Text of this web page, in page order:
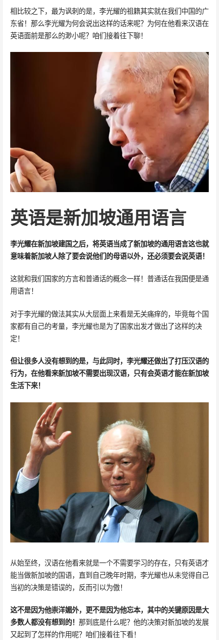
相比较之下，最为讽刺的是，李光耀的祖籍其实就在我们中国的广
东省！那么李光耀为何会说出这样的话来呢？为何在他看来汉语在
英语面前是那么的渺小呢？咱们接着往下聊！
英语是新加坡通用语言
李光耀在新加坡建国之后，将英语当成了新加坡的通用语言这也就
意味着新加坡人除了要会说他们的母语以外，还必须要会说英语！
这就和我们国家的方言和普通话的概念一样！普通话在我国便是通
用语言！
对于李光耀的做法其实从大层面上来看是无关痛痒的，毕竟每个国
家都有自己的考量，李光耀也是为了国家出发才做出了这样的决
定！
但让很多人没有想到的是，与此同时，李光耀还做出了打压汉语的
行为，在他看来新加坡不需要出现汉语，只有会英语才能在新加坡
生活下来！
从始至终，汉语在他看来就是一个不需要学习的存在，只有英语才
能当做新加坡的国语，直到自己晚年时期，李光耀也从未觉得自己
当初的决策是错误的，反而引以为傲！
这不是因为他崇洋媚外，更不是因为他忘本，其中的关键原因是大
多数人都没有想到的！ 那到底是什么呢？他的决策对新加坡的发展
又起到了怎样的作用呢？咱们接着往下看！